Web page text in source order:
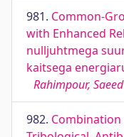
981. Common-
with Enhanced
nulljuhtmega
kaitsega
Rahimpour, Saeed
982. Combination